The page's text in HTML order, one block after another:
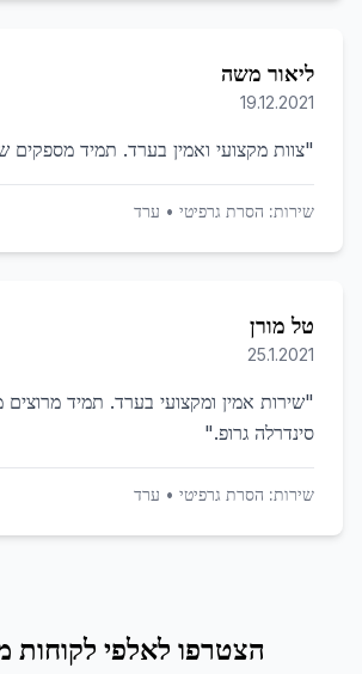
ליאור משה
19.12.2021
"צוות מקצועי ואמין בערד. תמיד מספקים
שירות: הסרת גרפיטי • ערד
טל מורן
25.1.2021
"שירות אמין ומקצועי בערד. תמיד
סינדרלה גרופ."
שירות: הסרת גרפיטי • ערד
הצטרפו לאלפי לקוחות